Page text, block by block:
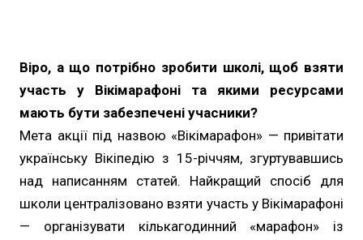
Віро, а що потрібно зробити школі, щоб взяти
участь у Вікімарафоні та якими ресурсами
мають бути забезпечені учасники?
Мета акції під назвою «Вікімарафон» — привітати
українську Вікіпедію з 15-річчям, згуртувавшись
над написанням статей. Найкращий спосіб для
школи централізовано взяти участь у Вікімарафоні
— організувати кількагодинний «марафон» із